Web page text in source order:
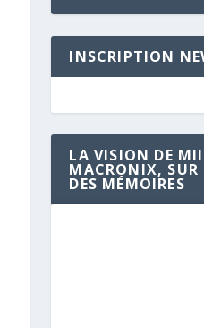
INSCRIPTION
LA VISION DE
MACRONIX, SUR
DES MÉMOIRES